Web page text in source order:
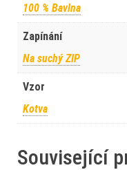
100 % Bavlna
Zapínání
Na suchý ZIP
Vzor
Kotva
Související